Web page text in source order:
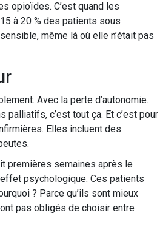
opioïdes. C’est quand les
à 20 % des patients sous
même là où elle n’était pas
Avec la perte d’autonomie.
c’est tout ça. Et c’est pour
Elles incluent des
premières semaines après le
effet psychologique. Ces patients
? Parce qu’ils sont mieux
pas obligés de choisir entre